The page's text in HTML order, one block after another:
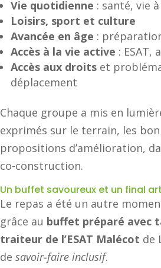
Vie quotidienne : santé, vie
Loisirs, sport et culture
Avancée en âge :
Accès à la vie active : ESAT,
Accès aux droits et
déplacement
Chaque groupe a mis en
exprimés sur le terrain, les
propositions d’amélioration,
co-construction.
Un buffet savoureux et un final
Le repas a été un autre
grâce au buffet préparé avec
traiteur de l’ESAT Malécot de
de savoir-faire inclusif.